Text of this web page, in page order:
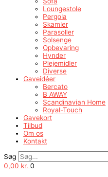
Loungestole
Pergola
Skamler
Parasoller
Solsenge
Opbevaring
Hynder
Plejemidler
Diverse
Gaveidéer
Bercato
B AWAY
Scandinavian Home
Royal-Touch
Gavekort
Tilbud
Om os
Kontakt
Søg
0,00 kr. 0